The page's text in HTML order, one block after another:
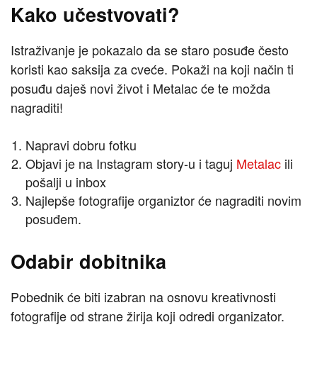
Kako učestvovati?
Istraživanje je pokazalo da se staro posuđe često
koristi kao saksija za cveće. Pokaži na koji način ti
posuđu daješ novi život i Metalac će te možda
nagraditi!
Napravi dobru fotku
Objavi je na Instagram story-u i taguj Metalac ili
pošalji u inbox
Najlepše fotografije organiztor će nagraditi novim
posuđem.
Odabir dobitnika
Pobednik će biti izabran na osnovu kreativnosti
fotografije od strane žirija koji odredi organizator.